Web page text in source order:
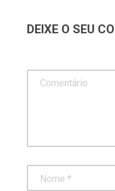
DEIXE O SEU